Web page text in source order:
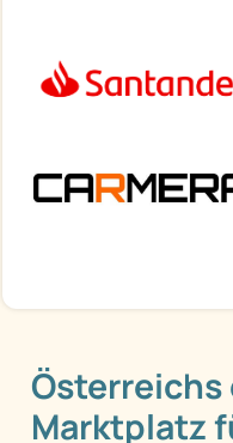
Österreichs
Marktplatz